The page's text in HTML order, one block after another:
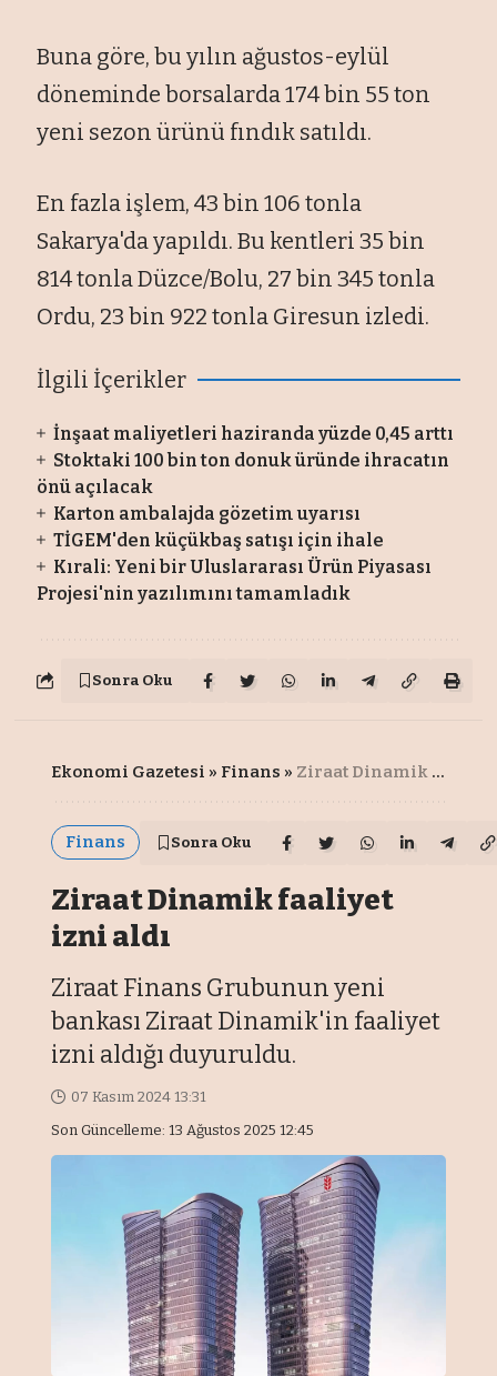
Buna göre, bu yılın ağustos-eylül
döneminde borsalarda 174 bin 55 ton
yeni sezon ürünü fındık satıldı.
En fazla işlem, 43 bin 106 tonla
Sakarya'da yapıldı. Bu kentleri 35 bin
814 tonla Düzce/Bolu, 27 bin 345 tonla
Ordu, 23 bin 922 tonla Giresun izledi.
İlgili İçerikler
İnşaat maliyetleri haziranda yüzde 0,45 arttı
Stoktaki 100 bin ton donuk üründe ihracatın
önü açılacak
Karton ambalajda gözetim uyarısı
TİGEM'den küçükbaş satışı için ihale
Kırali: Yeni bir Uluslararası Ürün Piyasası
Projesi'nin yazılımını tamamladık
Sonra Oku
Ekonomi Gazetesi » Finans » Ziraat Dinamik faaliyet izni aldı
Finans Sonra Oku
Ziraat Dinamik faaliyet
izni aldı
Ziraat Finans Grubunun yeni
bankası Ziraat Dinamik'in faaliyet
izni aldığı duyuruldu.
Son Güncelleme: 13 Ağustos 2025 12:45
07 Kasım 2024 13:31